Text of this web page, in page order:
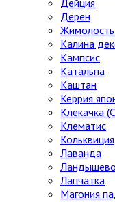
Дейция
Дерен
Жимолость
Калина
Кампсис
Катальпа
Каштан
Керрия
Клекачка
Клематис
Кольквиция
Лаванда
Лапчатка
Магония